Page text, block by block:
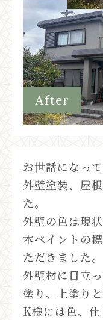
After
お世話になっ
外壁塗装、屋
た。
外壁の色は現
本ペイントの
ただきました。
外壁材に目立
塗り、上塗り
K様には色、